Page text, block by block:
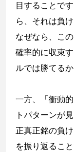
目することで
ら、それは負
なぜなら、こ
確率的に収束
ルでは勝てるか
一方、「衝動
トパターンが
正真正銘の負
を振り返るこ